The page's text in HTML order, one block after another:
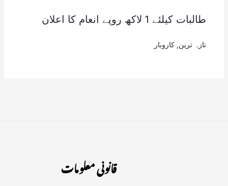
طالبات کیلئے 1 لاکھ روپے انعام کا اعلان
تازہ ترین کاروبار
قانونی معلومات